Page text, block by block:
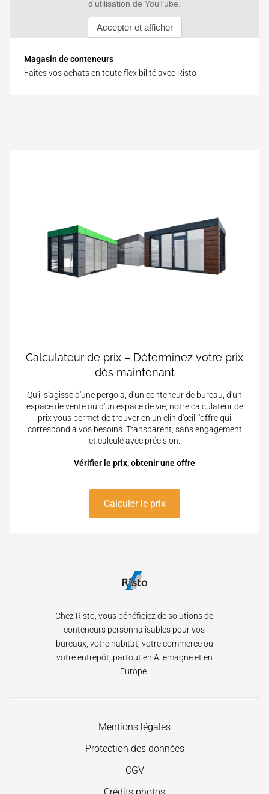
Magasin de conteneurs
Faites vos achats en toute flexibilité avec Risto
Calculateur de prix – Déterminez votre prix
dès maintenant
Qu'il s'agisse d'une pergola, d'un conteneur de bureau, d'un
espace de vente ou d'un espace de vie, notre calculateur de
prix vous permet de trouver en un clin d'œil l'offre qui
correspond à vos besoins. Transparent, sans engagement
et calculé avec précision.
Vérifier le prix, obtenir une offre
Calculer le prix
Chez Risto, vous bénéficiez de solutions de
conteneurs personnalisables pour vos
bureaux, votre habitat, votre commerce ou
votre entrepôt, partout en Allemagne et en
Europe.
au
Mentions légales
Protection des données
CGV